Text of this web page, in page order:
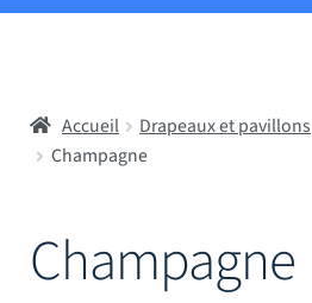
Écoles
Mâts
Accueil Drapeaux et pavillons
Champagne
Champagne